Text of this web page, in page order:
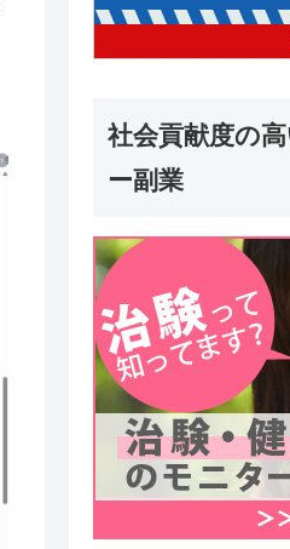
社会貢献度の
ー副業